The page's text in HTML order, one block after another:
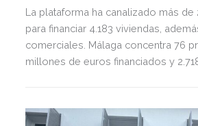
La plataforma ha canalizado más
para financiar 4.183 viviendas,
comerciales. Málaga concentra 76
millones de euros financiados y